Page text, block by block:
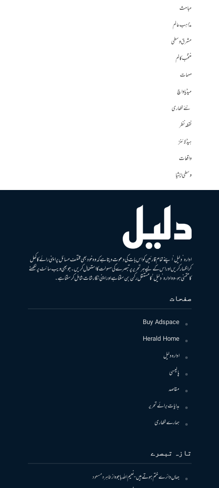
مباحث
مذاہب عالم
مشرق وسطی
منتخب کالم
مہمات
میڈیا واچ
نئے لکھاری
نقطہ نظر
ہیڈلائنز
واقعات
وسطی ایشیا
ادارہ ’دلیل‘ اپنے تمام قارئین کو اس بات کی دعوت دیتا ہے کہ وہ خود بھی مختلف مسائل پر اپنی رائے کا کھل
کر اظہار کریں اور اس کے لیے ہر تحریر پر تبصرے کی سہولت کا استعمال کریں۔ جو بھی ویب سائٹ پر لکھنے
کا متمنی ہو، وہ ادارہ ’دلیل‘ کا مستقل رکن بن سکتا ہے اور اپنی نگارشات شامل کرسکتا ہے۔
صفحات
Buy Adspace
Herald Home
ادارہ دلیل
پالیسی
مقاصد
ہدایات برائے تحریر
ہمارے لکھاری
تازہ تبصرے
جہاں دائرے ختم ہوتے ہیں- نعیم اللہ باجوہازطاہرہ مسعود